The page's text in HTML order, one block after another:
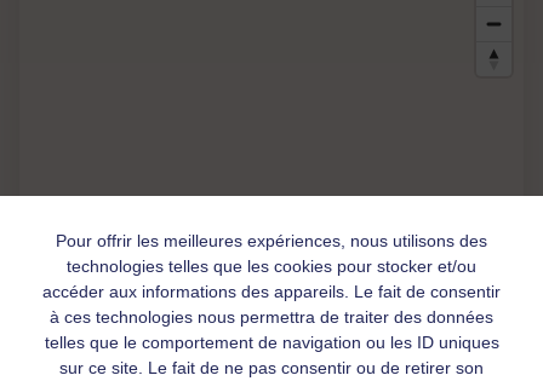
Pour offrir les meilleures expériences, nous utilisons des
technologies telles que les cookies pour stocker et/ou
accéder aux informations des appareils. Le fait de consentir
à ces technologies nous permettra de traiter des données
telles que le comportement de navigation ou les ID uniques
sur ce site. Le fait de ne pas consentir ou de retirer son